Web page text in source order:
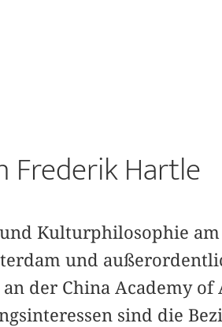
Frederik Hartle
Kulturphilosophie
und
der China Academy of
sind die